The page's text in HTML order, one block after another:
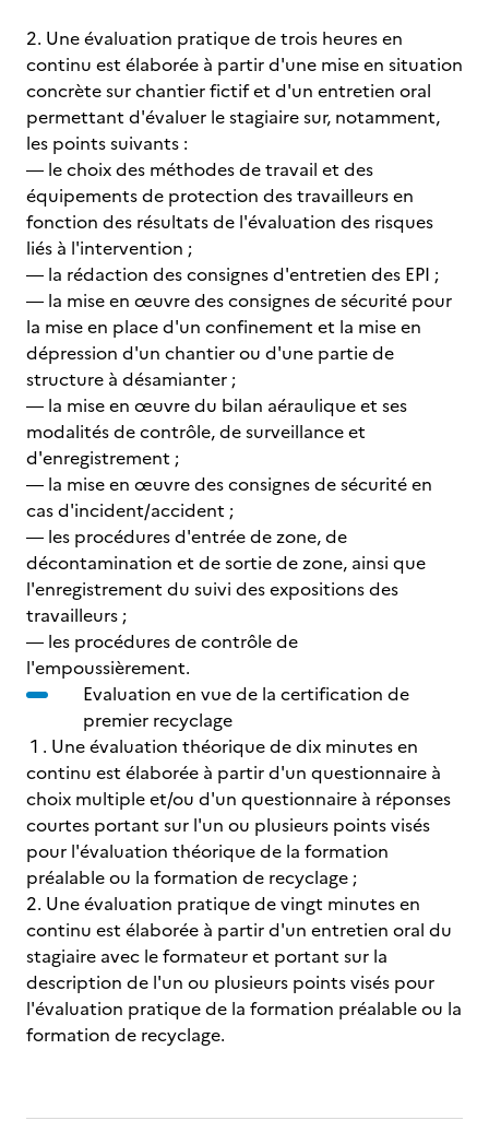
2. Une évaluation pratique de trois heures en
continu est élaborée à partir d'une mise en situation
concrète sur chantier fictif et d'un entretien oral
permettant d'évaluer le stagiaire sur, notamment,
les points suivants :
― le choix des méthodes de travail et des
équipements de protection des travailleurs en
fonction des résultats de l'évaluation des risques
liés à l'intervention ;
― la rédaction des consignes d'entretien des EPI ;
― la mise en œuvre des consignes de sécurité pour
la mise en place d'un confinement et la mise en
dépression d'un chantier ou d'une partie de
structure à désamianter ;
― la mise en œuvre du bilan aéraulique et ses
modalités de contrôle, de surveillance et
d'enregistrement ;
― la mise en œuvre des consignes de sécurité en
cas d'incident/accident ;
― les procédures d'entrée de zone, de
décontamination et de sortie de zone, ainsi que
l'enregistrement du suivi des expositions des
travailleurs ;
― les procédures de contrôle de
l'empoussièrement.
Evaluation en vue de la certification de
premier recyclage
1 . Une évaluation théorique de dix minutes en
continu est élaborée à partir d'un questionnaire à
choix multiple et/ou d'un questionnaire à réponses
courtes portant sur l'un ou plusieurs points visés
pour l'évaluation théorique de la formation
préalable ou la formation de recyclage ;
2. Une évaluation pratique de vingt minutes en
continu est élaborée à partir d'un entretien oral du
stagiaire avec le formateur et portant sur la
description de l'un ou plusieurs points visés pour
l'évaluation pratique de la formation préalable ou la
formation de recyclage.